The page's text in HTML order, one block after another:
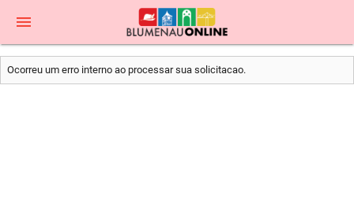
menu
Ocorreu um erro interno ao processar sua solicitacao.